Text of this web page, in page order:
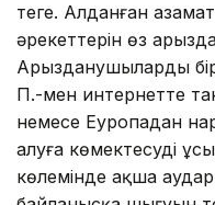
теңге. Алданған
әрекеттерін өз
Арызданушылардың
П.-мен интернетте
немесе Еуропадан
алуға көмектесуді
көлемінде ақша